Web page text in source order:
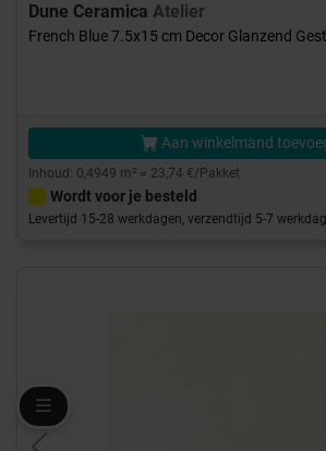
Dune Ceramica Atelier
French Blue 7.5x15 cm Decor Glanzend
Aan winkelmand
Inhoud: 0,4949 m² = 23,74 €/Pakket
Wordt voor je besteld
Levertijd 15-28 werkdagen, verzendtijd 5-7